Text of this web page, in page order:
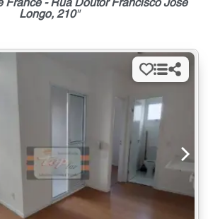
France - Rua Doutor Francisco José
Longo, 210"